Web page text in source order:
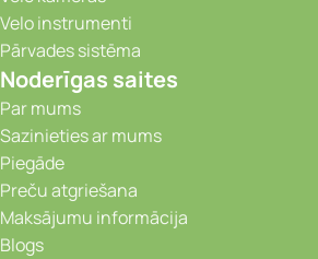
Velo instrumenti
Pārvades sistēma
Noderīgas saites
Par mums
Sazinieties ar mums
Piegāde
Preču atgriešana
Maksājumu informācija
Blogs